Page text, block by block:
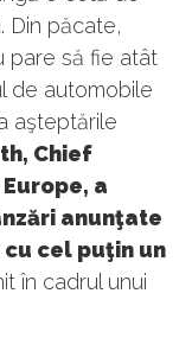
Din păcate,
pare să fie atât
de automobile
aşteptările
Chief
a
anunţate
cel puţin un
în cadrul unui